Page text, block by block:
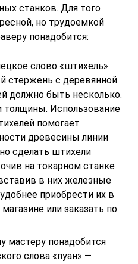
станков. Для того
но трудоемкой
понадобится:
слово «штихель»
стержень с деревянной
должно быть несколько.
толщины. Использование
помогает
древесины линии
сделать штихели
на токарном станке
в них железные
приобрести их в
или заказать по
мастеру понадобится
слова «пуан» —